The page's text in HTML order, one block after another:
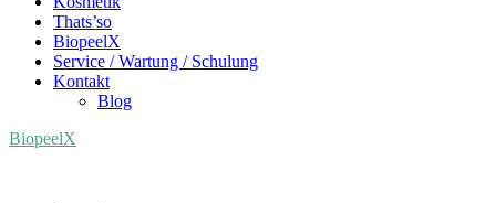
Thats’so
BiopeelX
Service / Wartung / Schulung
Kontakt
Blog
BiopeelX